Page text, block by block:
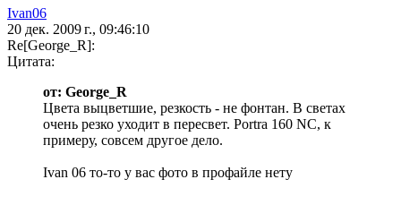
Ivan06
20 дек. 2009 г., 09:46:10
Re[George_R]:
Цитата:
от: George_R
Цвета выцветшие, резкость - не фонтан. В светах
очень резко уходит в пересвет. Portra 160 NC, к
примеру, совсем другое дело.
Ivan 06 то-то у вас фото в профайле нету